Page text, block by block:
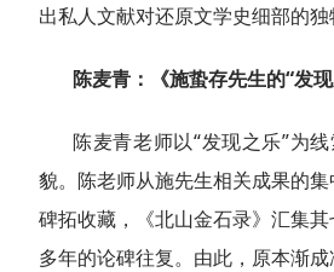
出私人文献对还原文学史细部的独
陈麦青：《施蛰存先生的“发
陈麦青老师以“发现之乐”为
貌。陈老师从施先生相关成果的
碑拓收藏，《北山金石录》汇集
多年的论碑往复。由此，原本渐